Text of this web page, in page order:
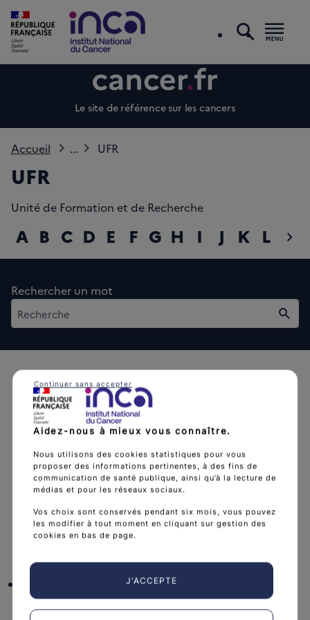
Le site de référence sur les cancers
Accueil ... UFR
UFR
Unité de Formation et de Recherche
chevron_right
A B C D E F G H I J K L M
Rechercher un mot
sanitaire et scientifique en cancérologie de l’État.
Découvrir l’Institut arrow_forward
instagram
Aidez-nous à mieux vous connaître.
Nous utilisons des cookies statistiques pour vous
proposer des informations pertinentes, à des fins de
communication de santé publique, ainsi qu’à la lecture de
médias et pour les réseaux sociaux.
Vos choix sont conservés pendant six mois, vous pouvez
les modifier à tout moment en cliquant sur gestion des
cookies en bas de page.
J'ACCEPTE
Continuer sans accepter